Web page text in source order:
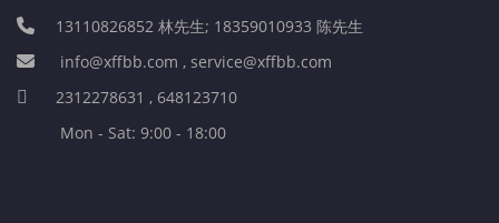
13110826852 林先生; 18359010933 陈先生
info@xffbb.com , service@xffbb.com
2312278631 , 648123710
Mon - Sat: 9:00 - 18:00